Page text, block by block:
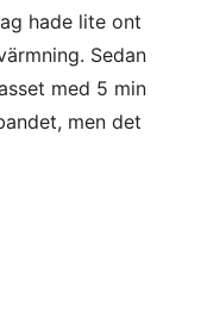
hade lite ont
Sedan
med 5 min
men det